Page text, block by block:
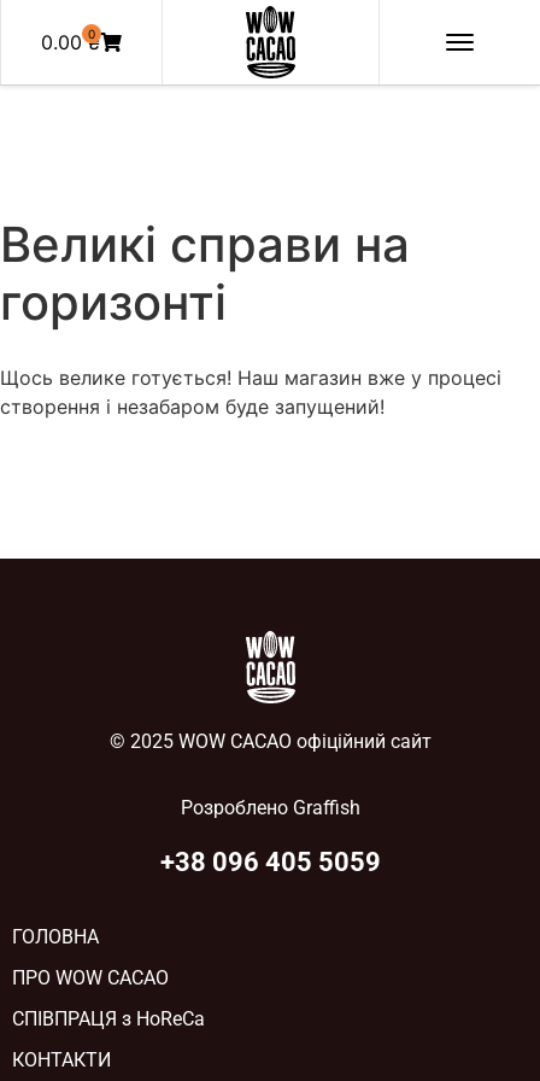
0.00₴
0
Великі справи на
горизонті
Щось велике готується! Наш магазин вже у процесі
створення і незабаром буде запущений!
© 2025 WOW CACAO офіційний сайт
Розроблено Graffish
+38 096 405 5059
ГОЛОВНА
ПРО WOW CACAO
СПІВПРАЦЯ з HoReCa
КОНТАКТИ